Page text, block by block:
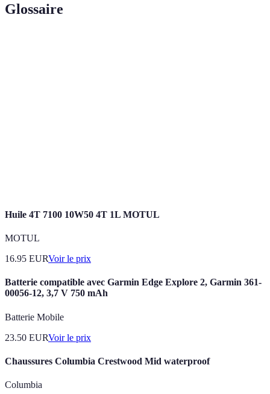
Glossaire
Huile 4T 7100 10W50 4T 1L MOTUL
MOTUL
16.95 EURVoir le prix
Batterie compatible avec Garmin Edge Explore 2, Garmin 361-
00056-12, 3,7 V 750 mAh
Batterie Mobile
23.50 EURVoir le prix
Chaussures Columbia Crestwood Mid waterproof
Columbia